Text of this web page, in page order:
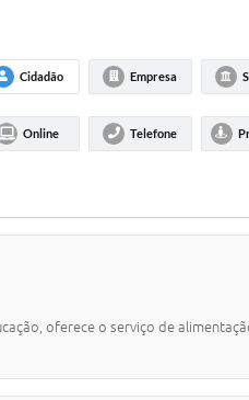
Cidadão Empresa
Online Telefone
oferece o serviço de